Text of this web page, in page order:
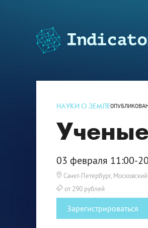
НАУКИ О ЗЕМЛЕ
03 февраля 11:00-
Санкт-Петербург,
от 290 рублей
Зарегистрироваться